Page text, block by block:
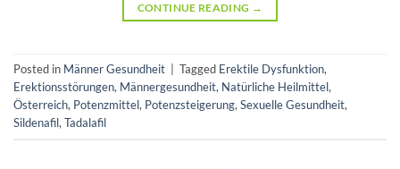
CONTINUE READING →
Posted in Männer Gesundheit Tagged Erektile Dysfunktion,
Erektionsstörungen, Männergesundheit, Natürliche Heilmittel,
Österreich, Potenzmittel, Potenzsteigerung,Sexuelle Gesundheit,
Sildenafil,Tadalafil